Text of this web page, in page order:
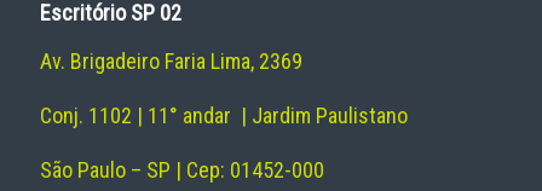
Escritório SP 02
Av. Brigadeiro Faria Lima, 2369
Conj. 1102 | 11° andar | Jardim Paulistano
São Paulo – SP | Cep: 01452-000